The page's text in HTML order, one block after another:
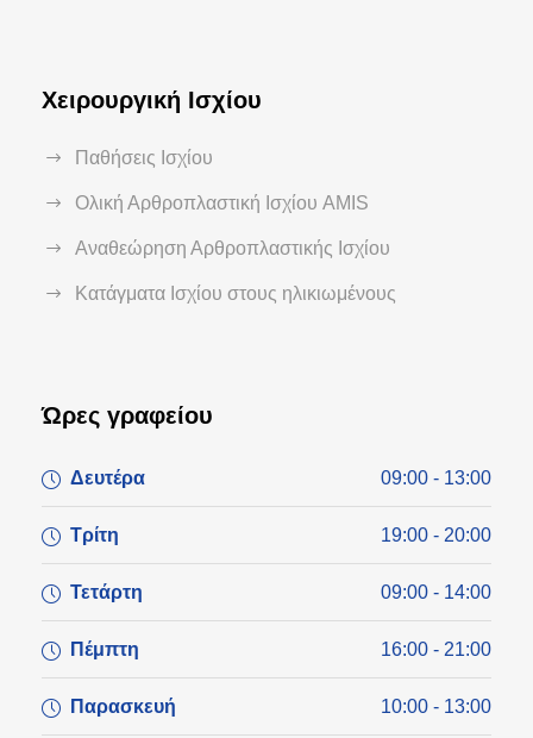
Χειρουργική Ισχίου
Παθήσεις Ισχίου
Ολική Αρθροπλαστική Ισχίου AMIS
Αναθεώρηση Αρθροπλαστικής Ισχίου
Κατάγματα Ισχίου στους ηλικιωμένους
Ώρες γραφείου
Δευτέρα 09:00 - 13:00
Τρίτη 19:00 - 20:00
Τετάρτη 09:00 - 14:00
Πέμπτη 16:00 - 21:00
Παρασκευή 10:00 - 13:00